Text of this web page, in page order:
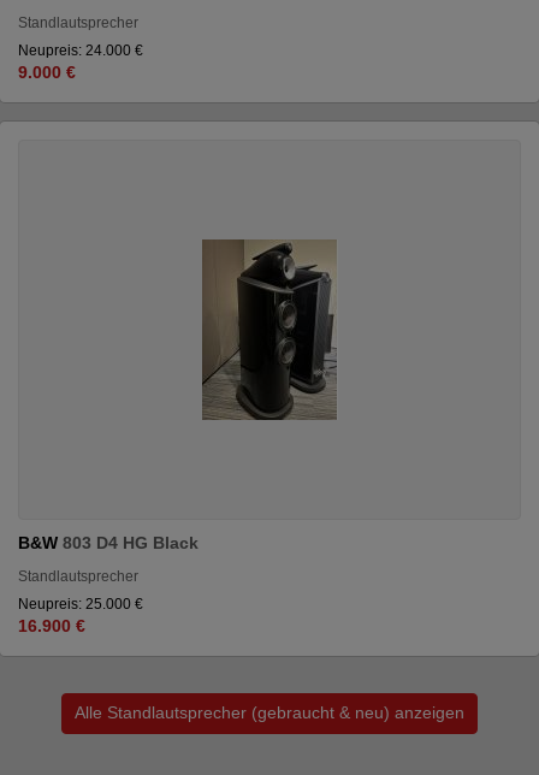
Standlautsprecher
Neupreis: 24.000 €
9.000 €
B&W 803 D4 HG Black
Standlautsprecher
Neupreis: 25.000 €
16.900 €
Alle Standlautsprecher (gebraucht & neu) anzeigen